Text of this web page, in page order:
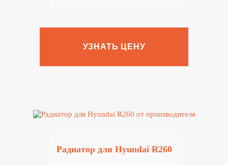
УЗНАТЬ ЦЕНУ
Радиатор для Hyundai R260